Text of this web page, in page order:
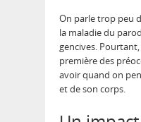
On parle trop peu
la maladie du
gencives.
première des
avoir quand on
et de son corps.